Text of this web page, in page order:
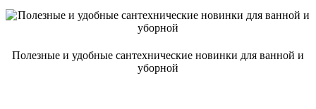
Полезные и удобные сантехнические новинки для ванной и
уборной